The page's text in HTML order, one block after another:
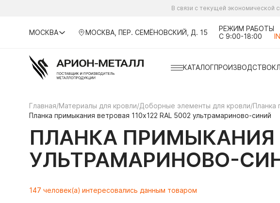
В связи с текущей экономической
МОСКВА МОСКВА, ПЕР. СЕМЁНОВСКИЙ, Д. 15
РЕЖИМ РАБОТЫ
С 9:00-18:00
КАТАЛОГПРОИЗВОДСТВО
Главная/Материалы для кровли/Доборные элементы для кровли/Планка
Планка примыкания ветровая 110х122 RAL 5002 ультрамариново-синий
ПЛАНКА ПРИМЫКАНИЯ
УЛЬТРАМАРИНОВО-
147 человек(а) интересовались данным товаром